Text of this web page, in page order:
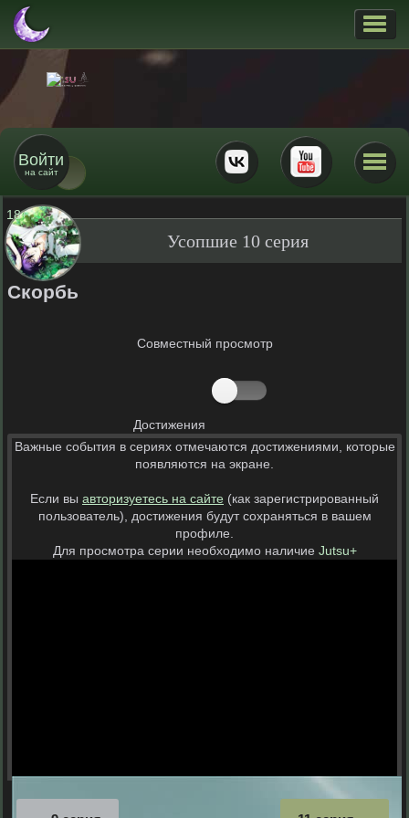
Войти
на сайт
18+
Усопшие 10 серия
Скорбь
Совместный просмотр
Достижения
Важные события в сериях отмечаются достижениями, которые
появляются на экране.
Если вы авторизуетесь на сайте (как зарегистрированный
пользователь), достижения будут сохраняться в вашем
профиле.
Для просмотра серии необходимо наличие Jutsu+